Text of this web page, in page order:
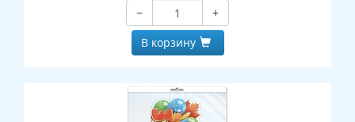
−
+
В корзину